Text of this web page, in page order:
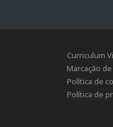
Curriculum
Marcação
Política de
Política de